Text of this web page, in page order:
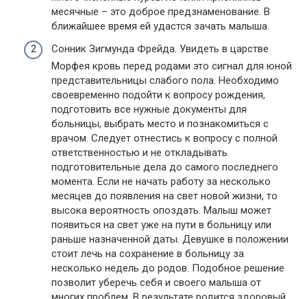
месячные – это доброе предзнаменование. В
ближайшее время ей удастся зачать малыша.
Сонник Зигмунда Фрейда. Увидеть в царстве
Морфея кровь перед родами это сигнал для юной
представительницы слабого пола. Необходимо
своевременно подойти к вопросу рождения,
подготовить все нужные документы для
больницы, выбрать место и познакомиться с
врачом. Следует отнестись к вопросу с полной
ответственностью и не откладывать
подготовительные дела до самого последнего
момента. Если не начать работу за несколько
месяцев до появления на свет новой жизни, то
высока вероятность опоздать. Малыш может
появиться на свет уже на пути в больницу или
раньше назначенной даты. Девушке в положении
стоит лечь на сохранение в больницу за
несколько недель до родов. Подобное решение
позволит уберечь себя и своего малыша от